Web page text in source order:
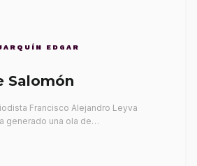
EDGAR
Salomón
Francisco Alejandro Leyva
generado una ola de…